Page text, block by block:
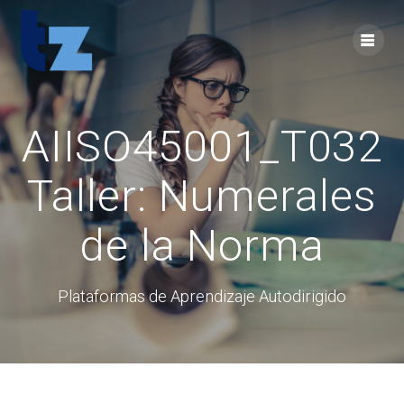
content
AIISO45001_T032
Taller: Numerales
de la Norma
Plataformas de Aprendizaje Autodirigido